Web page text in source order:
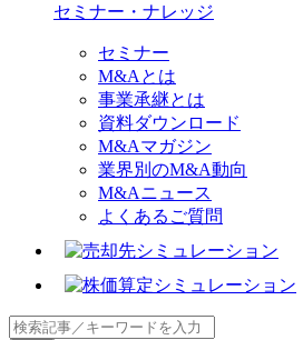
セミナー・ナレッジ
セミナー
M&Aとは
事業承継とは
資料ダウンロード
M&Aマガジン
業界別のM&A動向
M&Aニュース
よくあるご質問